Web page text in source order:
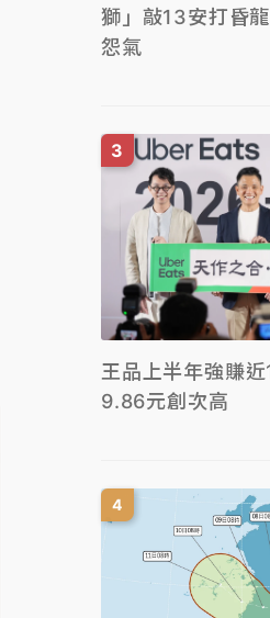
獅」敲13安打昏
怨氣
王品上半年強賺
9.86元創次高